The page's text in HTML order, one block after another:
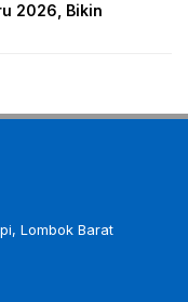
2026, Bikin
Lombok Barat